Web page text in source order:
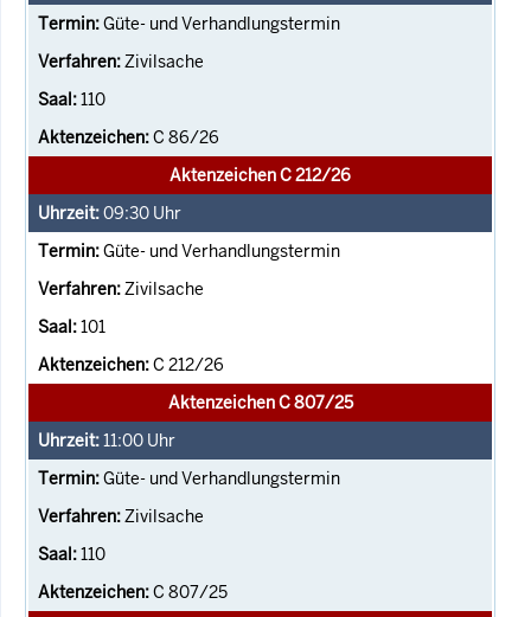
Güte- und Verhandlungstermin
Zivilsache
110
C 86/26
Aktenzeichen C 212/26
09:30 Uhr
Güte- und Verhandlungstermin
Zivilsache
101
C 212/26
Aktenzeichen C 807/25
11:00 Uhr
Güte- und Verhandlungstermin
Zivilsache
110
C 807/25